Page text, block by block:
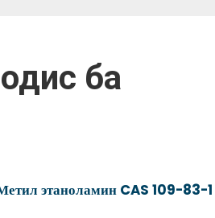
ба
этаноламин CAS 109-83-1